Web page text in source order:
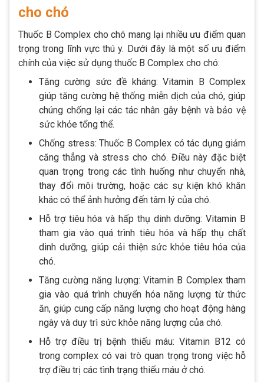
cho chó
Thuốc B Complex cho chó mang lại nhiều ưu điểm quan
trọng trong lĩnh vực thú y. Dưới đây là một số ưu điểm
chính của việc sử dụng thuốc B Complex cho chó:
Tăng cường sức đề kháng: Vitamin B Complex
giúp tăng cường hệ thống miễn dịch của chó, giúp
chúng chống lại các tác nhân gây bệnh và bảo vệ
sức khỏe tổng thể.
Chống stress: Thuốc B Complex có tác dụng giảm
căng thẳng và stress cho chó. Điều này đặc biệt
quan trọng trong các tình huống như chuyển nhà,
thay đổi môi trường, hoặc các sự kiện khó khăn
khác có thể ảnh hưởng đến tâm lý của chó.
Hỗ trợ tiêu hóa và hấp thụ dinh dưỡng: Vitamin B
tham gia vào quá trình tiêu hóa và hấp thụ chất
dinh dưỡng, giúp cải thiện sức khỏe tiêu hóa của
chó.
Tăng cường năng lượng: Vitamin B Complex tham
gia vào quá trình chuyển hóa năng lượng từ thức
ăn, giúp cung cấp năng lượng cho hoạt động hàng
ngày và duy trì sức khỏe năng lượng của chó.
Hỗ trợ điều trị bệnh thiếu máu: Vitamin B12 có
trong complex có vai trò quan trọng trong việc hỗ
trợ điều trị các tình trạng thiếu máu ở chó.